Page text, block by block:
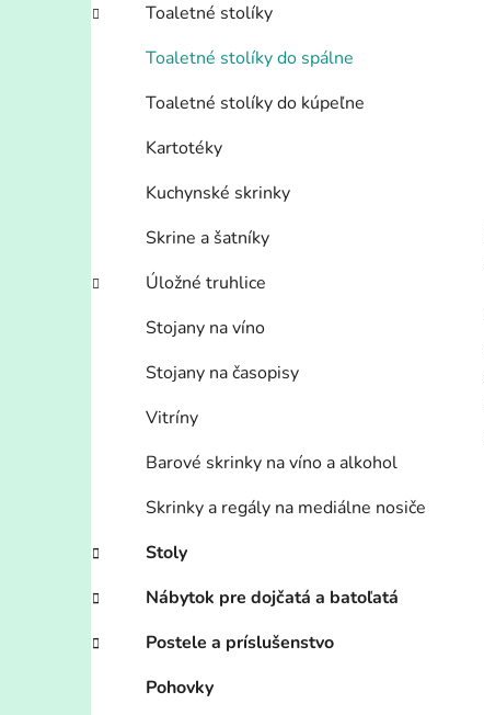
Toaletné stolíky
Toaletné stolíky do spálne
Toaletné stolíky do kúpeľne
Kartotéky
Kuchynské skrinky
Skrine a šatníky
Úložné truhlice
Stojany na víno
Stojany na časopisy
Vitríny
Barové skrinky na víno a alkohol
Skrinky a regály na mediálne nosiče
Stoly
Nábytok pre dojčatá a batoľatá
Postele a príslušenstvo
Pohovky